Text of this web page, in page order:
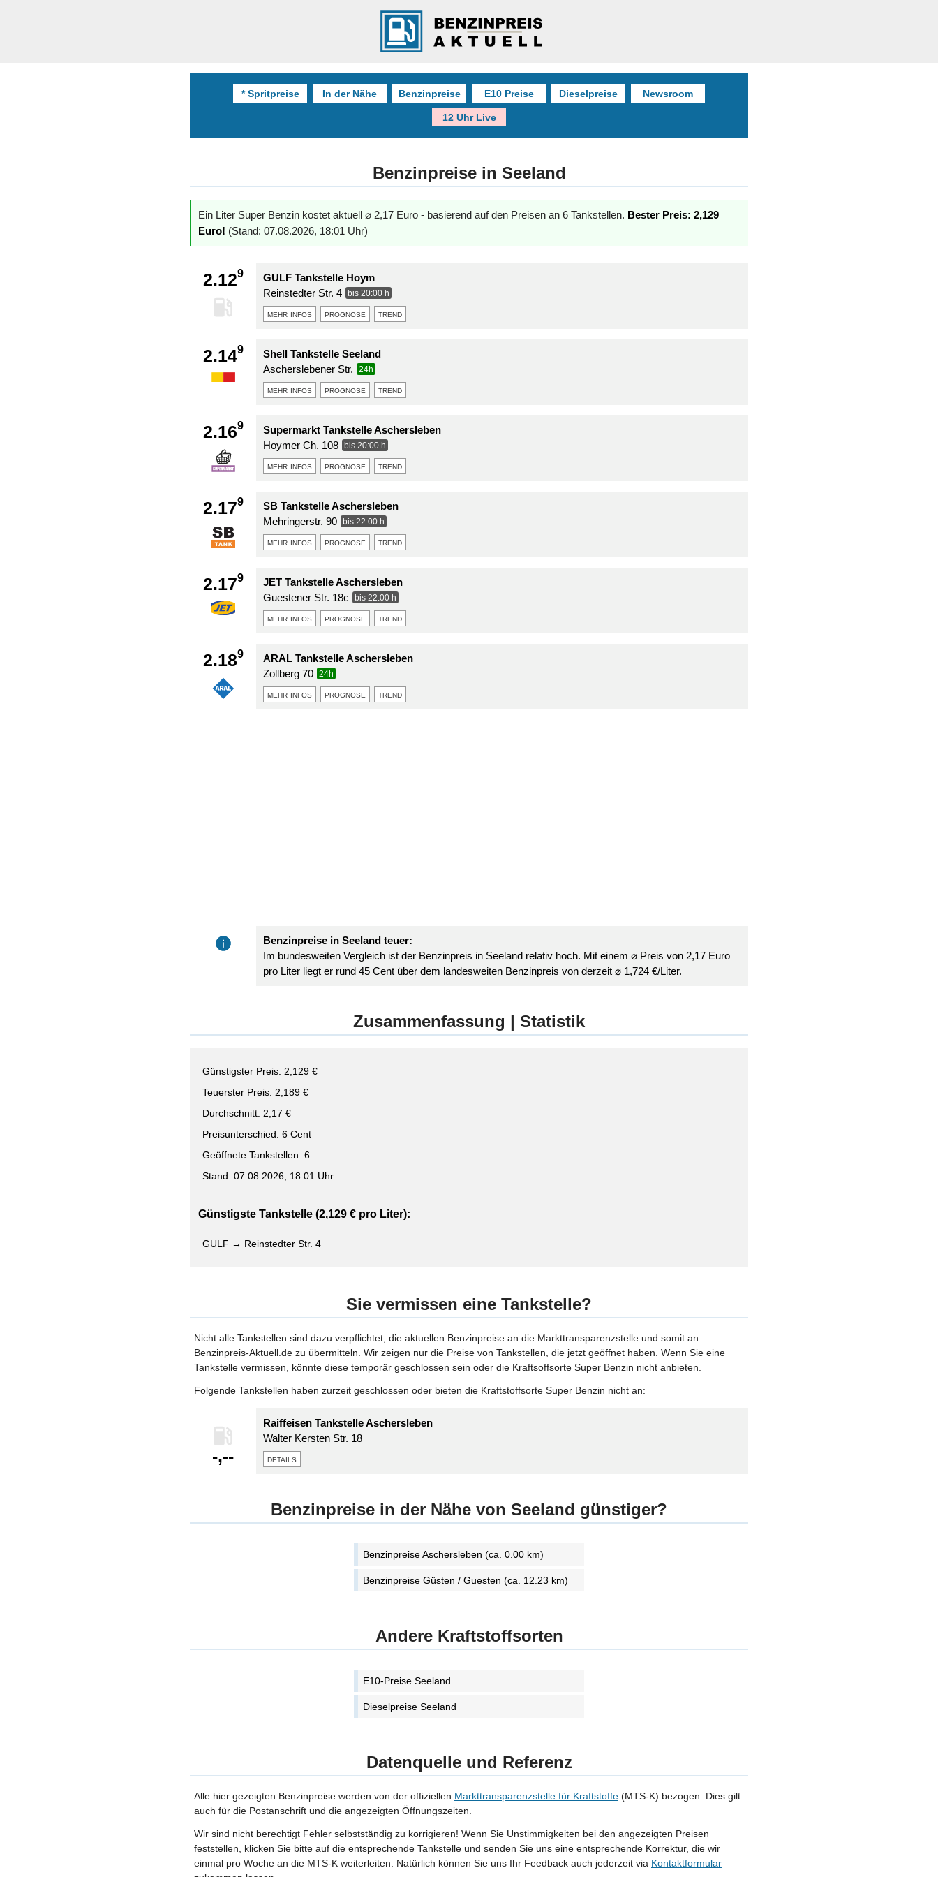
* Spritpreise In der Nähe Benzinpreise E10 Preise Dieselpreise Newsroom
12 Uhr Live
Benzinpreise in Seeland
Ein Liter Super Benzin kostet aktuell ⌀ 2,17 Euro - basierend auf den Preisen an 6 Tankstellen. Bester Preis: 2,129
Euro! (Stand: 07.08.2026, 18:01 Uhr)
2.129
GULF Tankstelle Hoym
Reinstedter Str. 4
bis 20:00 h
mehr infos prognose trend
2.149
Shell Tankstelle Seeland
Ascherslebener Str.
24h
mehr infos prognose trend
2.169
Supermarkt Tankstelle Aschersleben
Hoymer Ch. 108
bis 20:00 h
mehr infos prognose trend
2.179
SB Tankstelle Aschersleben
Mehringerstr. 90
bis 22:00 h
mehr infos prognose trend
2.179
JET Tankstelle Aschersleben
Guestener Str. 18c
bis 22:00 h
mehr infos prognose trend
2.189
ARAL Tankstelle Aschersleben
Zollberg 70
24h
mehr infos prognose trend
Benzinpreise in Seeland teuer:
Im bundesweiten Vergleich ist der Benzinpreis in Seeland relativ hoch. Mit einem ⌀ Preis von 2,17 Euro
pro Liter liegt er rund 45 Cent über dem landesweiten Benzinpreis von derzeit ⌀ 1,724 €/Liter.
Zusammenfassung | Statistik
Günstigster Preis: 2,129 €
Teuerster Preis: 2,189 €
Durchschnitt: 2,17 €
Preisunterschied: 6 Cent
Geöffnete Tankstellen: 6
Stand: 07.08.2026, 18:01 Uhr
Günstigste Tankstelle (2,129 € pro Liter):
GULF → Reinstedter Str. 4
Sie vermissen eine Tankstelle?
Nicht alle Tankstellen sind dazu verpflichtet, die aktuellen Benzinpreise an die Markttransparenzstelle und somit an
Benzinpreis-Aktuell.de zu übermitteln. Wir zeigen nur die Preise von Tankstellen, die jetzt geöffnet haben. Wenn Sie eine
Tankstelle vermissen, könnte diese temporär geschlossen sein oder die Kraftsoffsorte Super Benzin nicht anbieten.
Folgende Tankstellen haben zurzeit geschlossen oder bieten die Kraftstoffsorte Super Benzin nicht an:
-,--
Raiffeisen Tankstelle Aschersleben
Walter Kersten Str. 18
details
Benzinpreise in der Nähe von Seeland günstiger?
Benzinpreise Aschersleben (ca. 0.00 km)
Benzinpreise Güsten / Guesten (ca. 12.23 km)
Andere Kraftstoffsorten
E10-Preise Seeland
Dieselpreise Seeland
Datenquelle und Referenz
Alle hier gezeigten Benzinpreise werden von der offiziellen Markttransparenzstelle für Kraftstoffe (MTS-K) bezogen. Dies gilt
auch für die Postanschrift und die angezeigten Öffnungszeiten.
Wir sind nicht berechtigt Fehler selbstständig zu korrigieren! Wenn Sie Unstimmigkeiten bei den angezeigten Preisen
feststellen, klicken Sie bitte auf die entsprechende Tankstelle und senden Sie uns eine entsprechende Korrektur, die wir
einmal pro Woche an die MTS-K weiterleiten. Natürlich können Sie uns Ihr Feedback auch jederzeit via Kontaktformular